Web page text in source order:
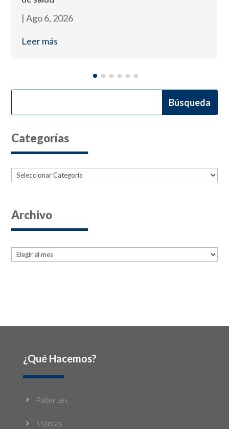
| Ago 6, 2026
Leer más
Categorías
Categorías
Archivo
Archives
¿Qué Hacemos?
5 Patentes
5 Marcas